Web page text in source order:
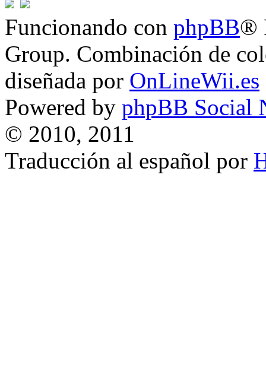
Funcionando con phpBB®
Group. Combinación de
diseñada por OnLineWii.es
Powered by phpBB Social
© 2010, 2011
Traducción al español por